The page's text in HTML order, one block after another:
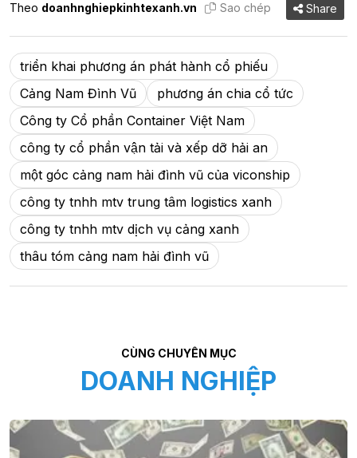
Theo doanhnghiepkinhtexanh.vn Sao chép Share
triển khai phương án phát hành cổ phiếu
Cảng Nam Đình Vũ
phương án chia cổ tức
Công ty Cổ phần Container Việt Nam
công ty cổ phần vận tải và xếp dỡ hải an
một góc cảng nam hải đình vũ của viconship
công ty tnhh mtv trung tâm logistics xanh
công ty tnhh mtv dịch vụ cảng xanh
thâu tóm cảng nam hải đình vũ
CÙNG CHUYÊN MỤC
DOANH NGHIỆP